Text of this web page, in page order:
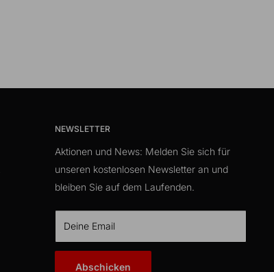
NEWSLETTER
Aktionen und News: Melden Sie sich für
unseren kostenlosen Newsletter an und
bleiben Sie auf dem Laufenden.
Deine Email
Abschicken